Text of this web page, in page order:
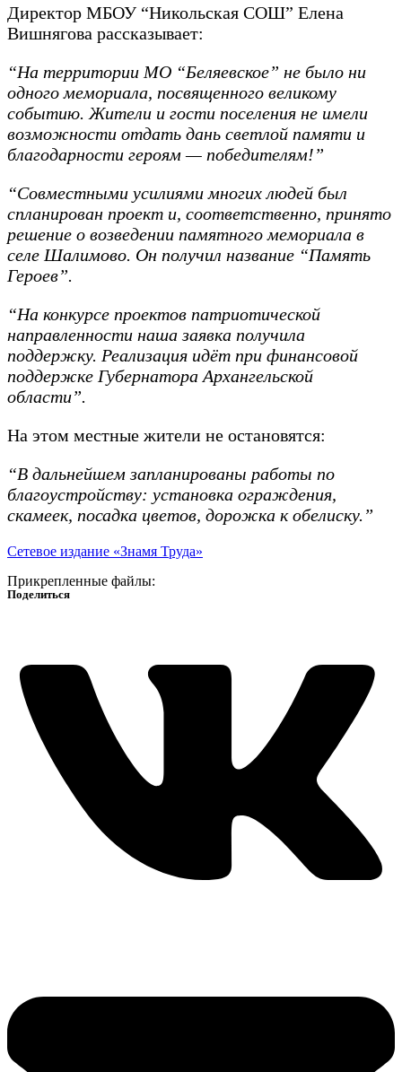
Директор МБОУ “Никольская СОШ” Елена
Вишнягова рассказывает:
“На территории МО “Беляевское” не было ни
одного мемориала, посвященного великому
событию. Жители и гости поселения не имели
возможности отдать дань светлой памяти и
благодарности героям — победителям!”
“Совместными усилиями многих людей был
спланирован проект и, соответственно, принято
решение о возведении памятного мемориала в
селе Шалимово. Он получил название “Память
Героев”.
“На конкурсе проектов патриотической
направленности наша заявка получила
поддержку. Реализация идёт при финансовой
поддержке Губернатора Архангельской
области”.
На этом местные жители не остановятся:
“В дальнейшем запланированы работы по
благоустройству: установка ограждения,
скамеек, посадка цветов, дорожка к обелиску.”
Сетевое издание «Знамя Труда»
Прикрепленные файлы:
Поделиться